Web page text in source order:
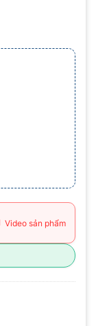
Video sản phẩm